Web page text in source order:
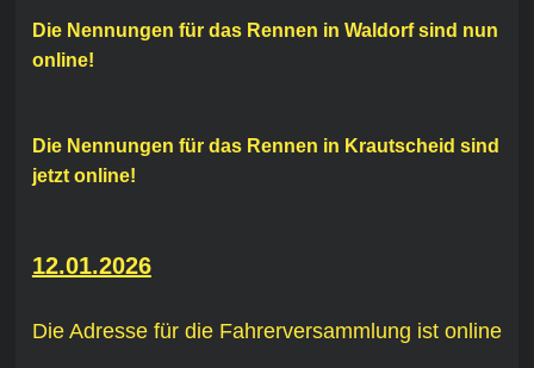
Die Nennungen für das Rennen in Waldorf sind nun
online!
Die Nennungen für das Rennen in Krautscheid sind
jetzt online!
12.01.2026
Die Adresse für die Fahrerversammlung ist online